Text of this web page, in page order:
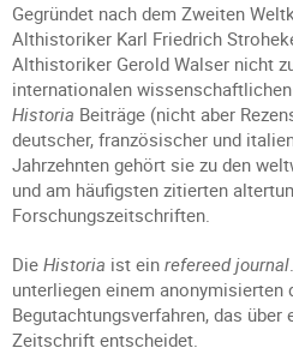
Gegründet nach dem Zweiten
Althistoriker Karl Friedrich
Althistoriker Gerold Walser nicht
internationalen
Historia Beiträge (nicht aber
deutscher, französischer und
Jahrzehnten gehört sie zu den
und am häufigsten zitierten
Forschungszeitschriften.
Die Historia ist ein refereed journal
unterliegen einem anonymisierten
Begutachtungsverfahren, das über
Zeitschrift entscheidet.